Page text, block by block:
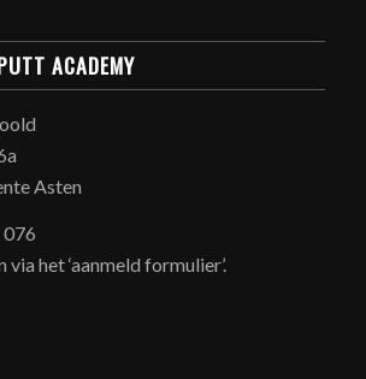
ACADEMY
Asten
076
het ‘aanmeld formulier’.